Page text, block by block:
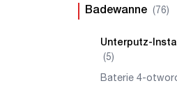
Badewanne (76)
Unterputz-
(5)
Baterie 4-